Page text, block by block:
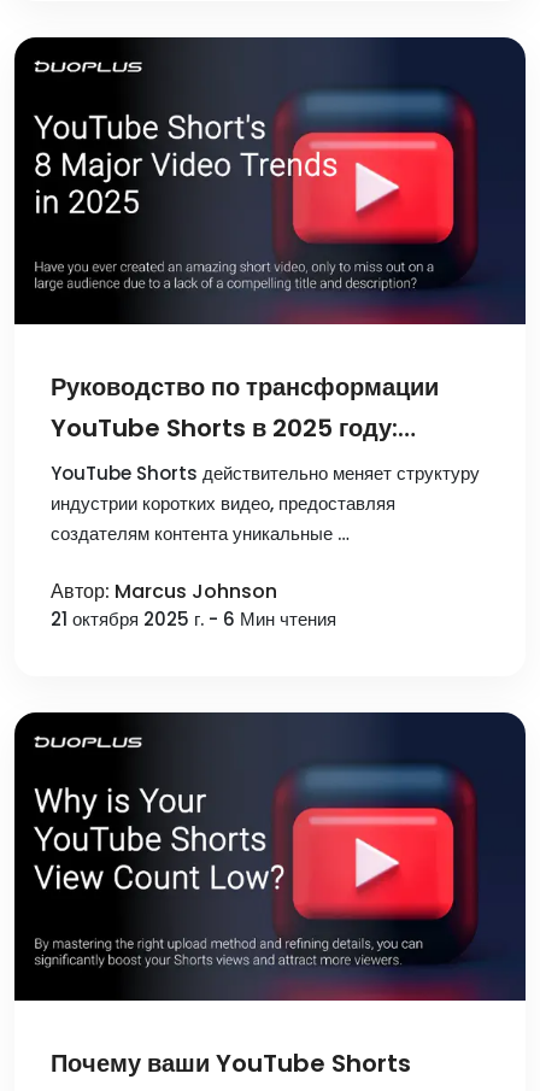
Руководство по трансформации
YouTube Shorts в 2025 году:
действительно ли это открывает
потенциал коротких видео!
YouTube Shorts действительно меняет структуру
индустрии коротких видео, предоставляя
создателям контента уникальные …
Автор: Marcus Johnson
21 октября 2025 г. - 6 Мин чтения
Почему ваши YouTube Shorts